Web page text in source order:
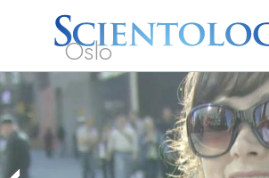
Oslo
L. Ron
Hubbard
Hva er
Frivillige
prester